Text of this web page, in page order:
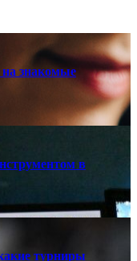
знакомые
в
турниры